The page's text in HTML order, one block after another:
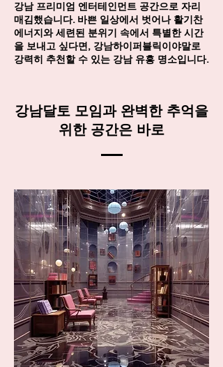
강남 프리미엄 엔터테인먼트 공간으로 자리
매김했습니다. 바쁜 일상에서 벗어나 활기찬
에너지와 세련된 분위기 속에서 특별한 시간
을 보내고 싶다면, 강남하이퍼블릭이야말로
강력히 추천할 수 있는 강남 유흥 명소입니다.
강남달토 모임과 완벽한 추억을
위한 공간은 바로